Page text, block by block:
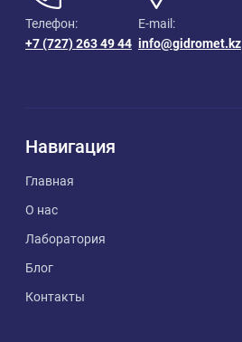
Телефон:
+7 (727) 263 49 44
E-mail:
info@gidromet.kz
Навигация
Главная
О нас
Лаборатория
Блог
Контакты